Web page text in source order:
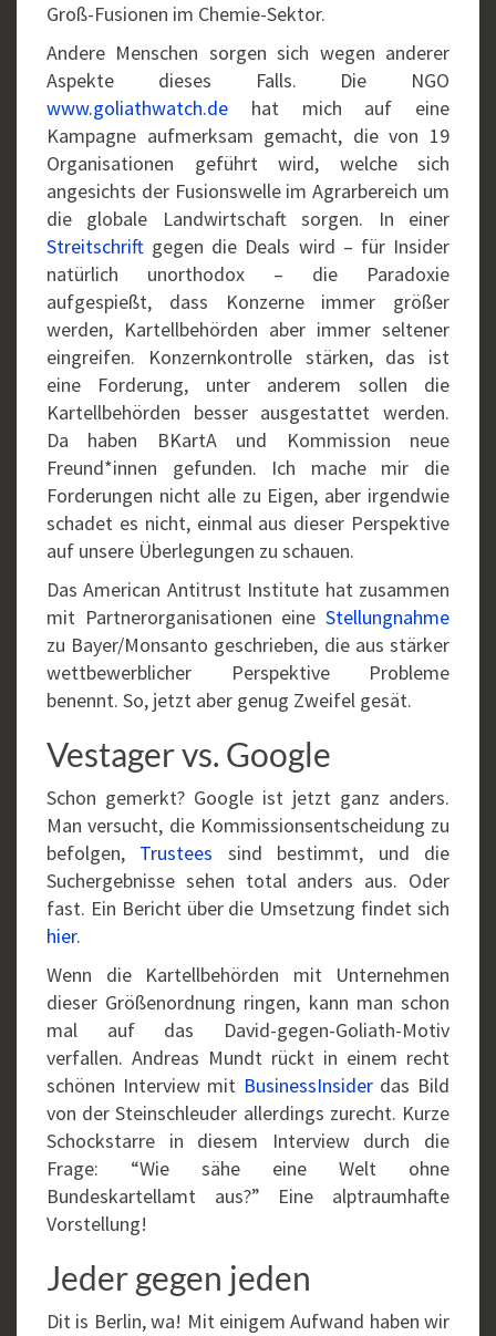
Groß-Fusionen im Chemie-Sektor.
Andere Menschen sorgen sich wegen anderer
Aspekte dieses Falls. Die NGO
www.goliathwatch.de hat mich auf eine
Kampagne aufmerksam gemacht, die von 19
Organisationen geführt wird, welche sich
angesichts der Fusionswelle im Agrarbereich um
die globale Landwirtschaft sorgen. In einer
Streitschrift gegen die Deals wird – für Insider
natürlich unorthodox – die Paradoxie
aufgespießt, dass Konzerne immer größer
werden, Kartellbehörden aber immer seltener
eingreifen. Konzernkontrolle stärken, das ist
eine Forderung, unter anderem sollen die
Kartellbehörden besser ausgestattet werden.
Da haben BKartA und Kommission neue
Freund*innen gefunden. Ich mache mir die
Forderungen nicht alle zu Eigen, aber irgendwie
schadet es nicht, einmal aus dieser Perspektive
auf unsere Überlegungen zu schauen.
Das American Antitrust Institute hat zusammen
mit Partnerorganisationen eine Stellungnahme
zu Bayer/Monsanto geschrieben, die aus stärker
wettbewerblicher Perspektive Probleme
benennt. So, jetzt aber genug Zweifel gesät.
Vestager vs. Google
Schon gemerkt? Google ist jetzt ganz anders.
Man versucht, die Kommissionsentscheidung zu
befolgen, Trustees sind bestimmt, und die
Suchergebnisse sehen total anders aus. Oder
fast. Ein Bericht über die Umsetzung findet sich
hier.
Wenn die Kartellbehörden mit Unternehmen
dieser Größenordnung ringen, kann man schon
mal auf das David-gegen-Goliath-Motiv
verfallen. Andreas Mundt rückt in einem recht
schönen Interview mit BusinessInsiderdas Bild
von der Steinschleuder allerdings zurecht. Kurze
Schockstarre in diesem Interview durch die
Frage: “Wie sähe eine Welt ohne
Bundeskartellamt aus?” Eine alptraumhafte
Vorstellung!
Jeder gegen jeden
Dit is Berlin, wa! Mit einigem Aufwand haben wir